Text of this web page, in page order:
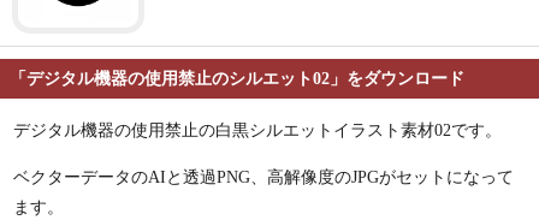
「デジタル機器の使用禁止のシルエット02」をダウンロード
デジタル機器の使用禁止の白黒シルエットイラスト素材02です。
ベクターデータのAIと透過PNG、高解像度のJPGがセットになって
ます。